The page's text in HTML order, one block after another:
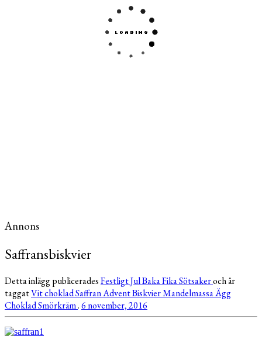
Annons
Saffransbiskvier
Detta inlägg publiceradesFestligtJulBakaFikaSötsakeroch är
taggatVit chokladSaffranAdventBiskvierMandelmassaÄgg
ChokladSmörkräm.6 november, 2016